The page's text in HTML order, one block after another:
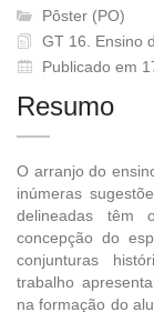
Pôster (PO)
GT 16. Ensino
Publicado em
Resumo
O arranjo do
inúmeras
delineadas têm
concepção do
conjunturas
trabalho
na formação do